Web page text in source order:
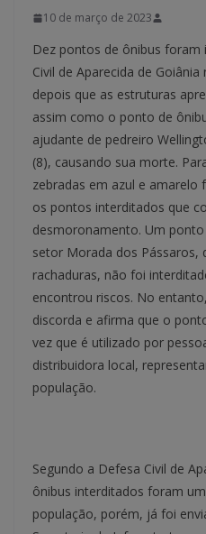
10 de março de 2023
Dez pontos de ônibus
Civil de Aparecida de
depois que as estruturas
assim como o ponto de
ajudante de pedreiro
(8), causando sua morte.
zebradas em azul e amarelo
os pontos interditados que
desmoronamento. Um ponto
setor Morada dos Pássaros,
rachaduras, não foi
encontrou riscos. No
discorda e afirma que o
vez que é utilizado por
distribuidora local,
população.
Segundo a Defesa Civil de
ônibus interditados foram
população, porém, já foi